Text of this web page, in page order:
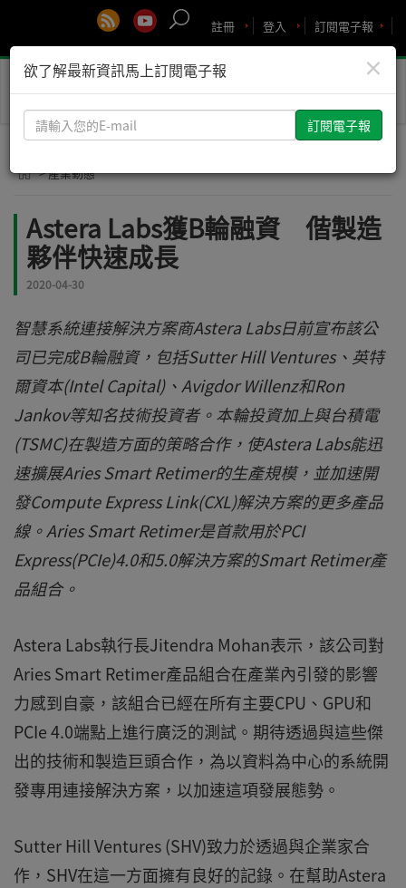
訂閱電子報
登入
註冊
Toggle
> 產業動態
Astera Labs獲B輪融資 偕製造
夥伴快速成長
2020-04-30
智慧系統連接解決方案商Astera Labs日前宣布該公
司已完成B輪融資，包括Sutter Hill Ventures、英特
爾資本(Intel Capital)、Avigdor Willenz和Ron
Jankov等知名技術投資者。本輪投資加上與台積電
(TSMC)在製造方面的策略合作，使Astera Labs能迅
速擴展Aries Smart Retimer的生產規模，並加速開
發Compute Express Link(CXL)解決方案的更多產品
線。Aries Smart Retimer是首款用於PCI
Express(PCIe)4.0和5.0解決方案的Smart Retimer產
品組合。
Astera Labs執行長Jitendra Mohan表示，該公司對
Aries Smart Retimer產品組合在產業內引發的影響
力感到自豪，該組合已經在所有主要CPU、GPU和
PCIe 4.0端點上進行廣泛的測試。期待透過與這些傑
出的技術和製造巨頭合作，為以資料為中心的系統開
發專用連接解決方案，以加速這項發展態勢。
Sutter Hill Ventures (SHV)致力於透過與企業家合
作，SHV在這一方面擁有良好的記錄。在幫助Astera
×
欲了解最新資訊馬上訂閱電子報
請
輸
您
E-
mail